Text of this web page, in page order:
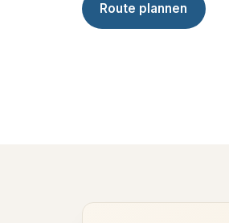
Route plannen